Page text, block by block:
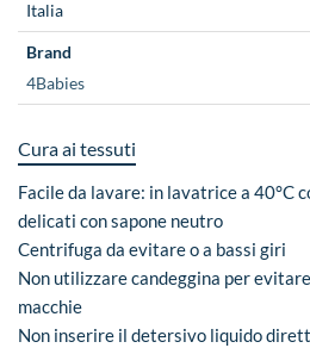
Italia
Brand
4Babies
Cura ai tessuti
Facile da lavare: in lavatrice a 40°C
delicati con sapone neutro
Centrifuga da evitare o a bassi giri
Non utilizzare candeggina per
macchie
Non inserire il detersivo liquido